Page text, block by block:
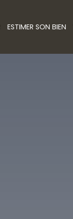
ESTIMER SON BIEN